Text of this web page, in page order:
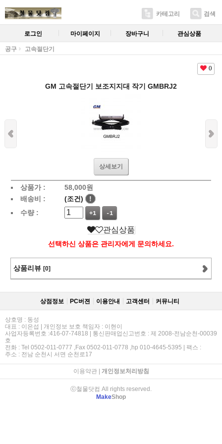
카테고리 검색
로그인 마이페이지 장바구니 관심상품
공구 고속절단기
0
GM 고속절단기 보조지지대 작기 GMBRJ2
상세보기
상품가 : 58,000원
배송비 :
(조건)
!
수량 :
+1 -1
관심상품
선택하신 상품은 관리자에게 문의하세요.
상품리뷰 [0]
상점정보 PC버젼 이용안내 고객센터 커뮤니티
상호명 : 동성
대표 : 이은섭 | 개인정보 보호 책임자 : 이현이
사업자등록번호 :416-07-74818 | 통신판매업신고번호 : 제 2008-전남순천-00039
호
전화 : Tel 0502-011-0777 ,Fax 0502-011-0778 ,hp 010-4645-5395 | 팩스 :
주소 : 전남 순천시 서면 순천로17
이용약관| 개인정보처리방침
ⓒ철물닷컴 All rights reserved.
MakeShop